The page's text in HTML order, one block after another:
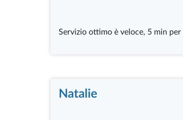
Servizio ottimo è veloce, 5 min
Natalie